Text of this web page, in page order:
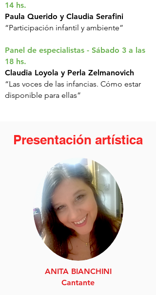
14 hs.
Paula Querido y Claudia Serafini
“Participación infantil y ambiente”
Panel de especialistas - Sábado 3 a las
18 hs.
Claudia Loyola y Perla Zelmanovich
“Las voces de las infancias. Cómo estar
disponible para ellas”
Presentación artística
ANITA BIANCHINI
Cantante